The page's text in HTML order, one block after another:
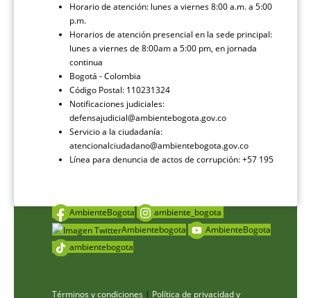
Horario de atención: lunes a viernes 8:00 a.m. a 5:00
p.m.
Horarios de atención presencial en la sede principal:
lunes a viernes de 8:00am a 5:00 pm, en jornada
continua
Bogotá - Colombia
Código Postal: 110231324
Notificaciones judiciales:
defensajudicial@ambientebogota.gov.co
Servicio a la ciudadanía:
atencionalciudadano@ambientebogota.gov.co
Línea para denuncia de actos de corrupción: +57 195
AmbienteBogota
ambiente_bogota
Ambientebogota
AmbienteBogota
ambientebogota
Términos y condiciones | Política de privacidad y